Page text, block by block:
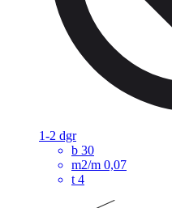
1-2 dgr
b 30
m2/m 0,07
t 4